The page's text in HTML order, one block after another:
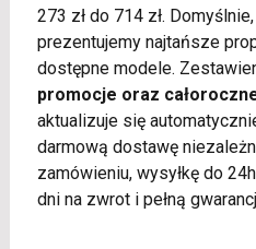
273 zł do 714 zł.
prezentujemy najtańsze
dostępne modele.
promocje oraz
aktualizuje się
darmową dostawę
zamówieniu, wysyłkę do
dni na zwrot i pełną